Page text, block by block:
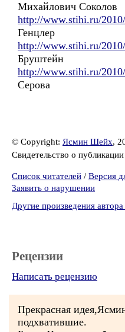
Михайлович Соколов
http://www.stihi.ru/
Генцлер
http://www.stihi.ru/
Бруштейн
http://www.stihi.ru/
Серова
© Copyright: Ясмин Шейх,
Свидетельство о
Список читателей / Версия
Заявить о нарушении
Другие произведения
Рецензии
Написать рецензию
Прекрасная
подхватившие.